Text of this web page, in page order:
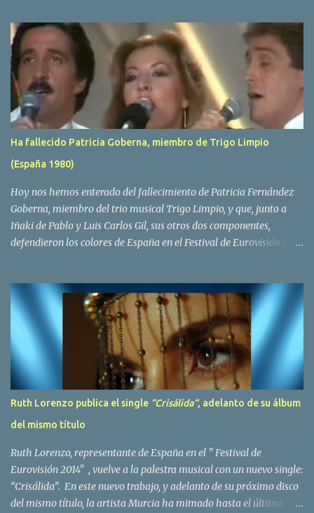
traves de las redes sociales. Nacido en Tolosa en 1951, durante su
epoca universitaria en la carrera de empresariales conoció al
estudiante de medicina Luis Villar, comenzando a actuar
juntos,Santos a la guitarra y Villar al piano, sin atreverse a dar el
salto al mercado profesional. Sin embargo esto cambió gracias a la
propia Amaia Saizar, que tras su abandono de Trigo Limpio,
recibió por parte de la discografica Hispavox el encargo de crear
un nuevo grupo, reclutando al duo de amigos y a la ex modelo
Yolanda Hoyos. Con los cuatro surgió en el año 1982 el grupo
Ha fallecido Patricia Goberna, miembro de Trigo Limpio
(España 1980)
Hoy nos hemos enterado del fallecimiento de Patricia Fernández
Goberna, miembro del trio musical Trigo Limpio, y que, junto a
Iñaki de Pablo y Luis Carlos Gil, sus otros dos componentes,
defendieron los colores de España en el Festival de Eurovisión 1980
padeciendo desde hace tiempo. Patricia Fernández Goberna,
nacida en 1957, entró a formar parte de la formación musical
antes mencionada en el año 1979 sustituyendo a Amaya Saizar. Es
el año 1980 cuando son elegidos para representar a España en
Dublín donde, con su tema Quedate esta noche, obtienen el puesto
12 de 19 países. Tras esta participación graban en Estados Unidos
el disco Entrañablemente , abriendole las puertas del éxito en
America Latina, en especial en Mexico, en donde pasan largas
temporadas. En Trigo Limpio permanecerá hasta el año 1988,
Ruth Lorenzo publica el single “Crisálida“, adelanto de su álbum
del mismo título
Ruth Lorenzo, representante de España en el " Festival de
Eurovisión 2014" , vuelve a la palestra musical con un nuevo single:
“Crisálida”. En este nuevo trabajo, y adelanto de su próximo disco
del mismo título, la artista Murcia ha mimado hasta el último